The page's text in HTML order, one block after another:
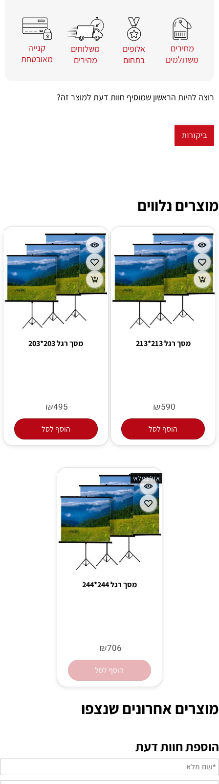
מחירים
משתלמים
אלופים
בתחום
משלוחים
מהירים
קנייה
מאובטחת
רוצה להיות הראשון שמוסיף חוות דעת למוצר זה?
ביקורות
מוצרים נלווים
מסך רגל 213*213
₪590
הוסף לסל
מסך רגל 203*203
₪495
הוסף לסל
אזל במלאי
מסך רגל 244*244
₪706
הוסף לסל
מוצרים אחרונים שנצפו
הוספת חוות דעת